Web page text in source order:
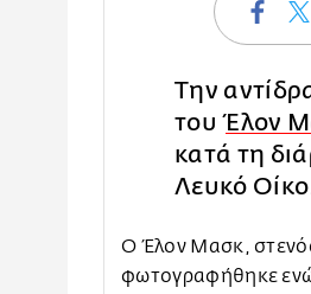
Την
τουΈλον
κατά τη
Λευκό
Ο Έλον Μασκ,
φωτογραφήθηκε ενώ